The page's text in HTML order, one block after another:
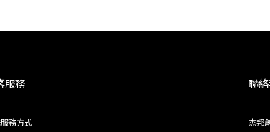
服務
務方式
聯
杰邦